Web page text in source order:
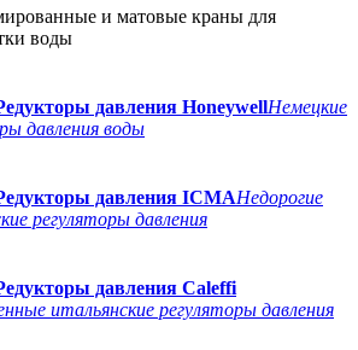
и матовые краны для
воды
давления HoneywellНемецкие
давления воды
давления ICMAНедорогие
регуляторы давления
давления Caleffi
итальянские регуляторы давления